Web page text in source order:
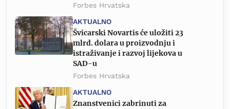
Forbes Hrvatska
AKTUALNO
Švicarski Novartis će uložiti 23
mlrd. dolara u proizvodnju i
istraživanje i razvoj lijekova u
SAD-u
Forbes Hrvatska
AKTUALNO
Znanstvenici zabrinuti za